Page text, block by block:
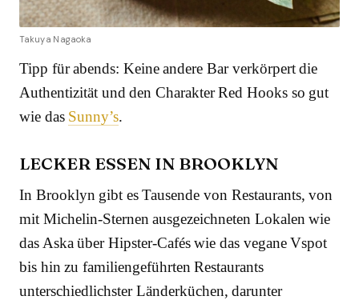
Takuya Nagaoka
Tipp für abends: Keine andere Bar verkörpert die
Authentizität und den Charakter Red Hooks so gut
wie das Sunny’s.
LECKER ESSEN IN BROOKLYN
In Brooklyn gibt es Tausende von Restaurants, von
mit Michelin-Sternen ausgezeichneten Lokalen wie
das Aska über Hipster-Cafés wie das vegane Vspot
bis hin zu familiengeführten Restaurants
unterschiedlichster Länderküchen, darunter